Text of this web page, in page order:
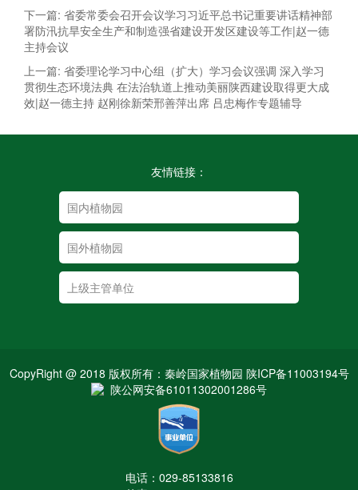
下一篇: 省委常委会召开会议学习习近平总书记重要讲话精神部
署防汛抗旱安全生产和制造强省建设开发区建设等工作|赵一德
主持会议
上一篇: 省委理论学习中心组（扩大）学习会议强调 深入学习
贯彻生态环境法典 在法治轨道上推动美丽陕西建设取得更大成
效|赵一德主持 赵刚徐新荣邢善萍出席 吕忠梅作专题辅导
友情链接：
CopyRight @ 2018 版权所有：秦岭国家植物园 陕ICP备11003194号
陕公网安备61011302001286号
电话：029-85133816